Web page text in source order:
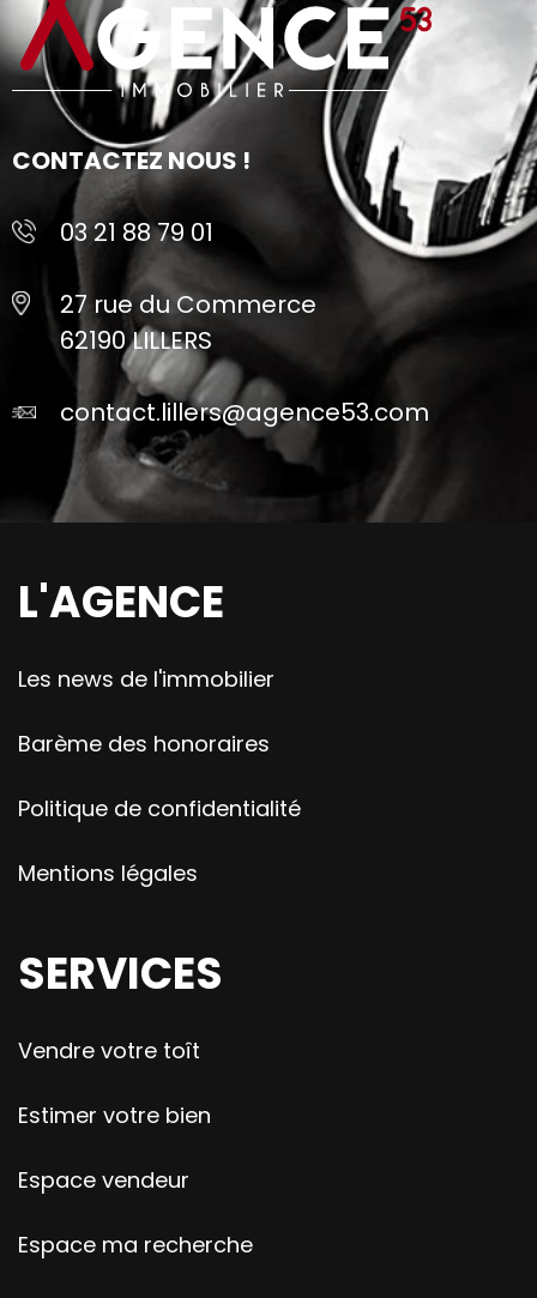
CONTACTEZ NOUS !
03 21 88 79 01
27 rue du Commerce
62190 LILLERS
contact.lillers@agence53.com
L'AGENCE
Les news de l'immobilier
Barème des honoraires
Politique de confidentialité
Mentions légales
SERVICES
Vendre votre toît
Estimer votre bien
Espace vendeur
Espace ma recherche